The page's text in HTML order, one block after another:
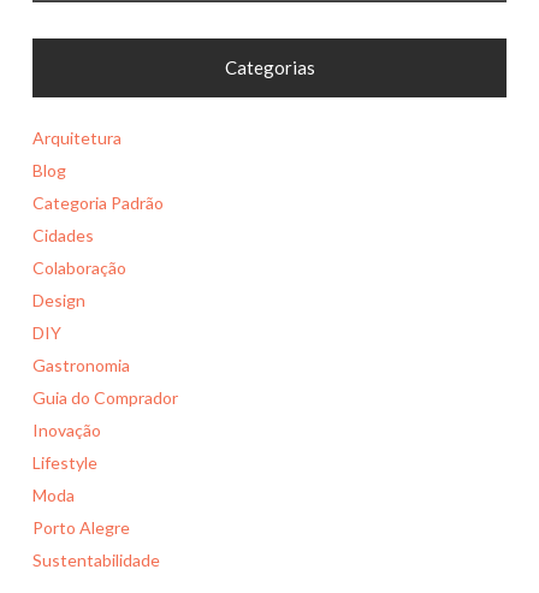
Categorias
Arquitetura
Blog
Categoria Padrão
Cidades
Colaboração
Design
DIY
Gastronomia
Guia do Comprador
Inovação
Lifestyle
Moda
Porto Alegre
Sustentabilidade